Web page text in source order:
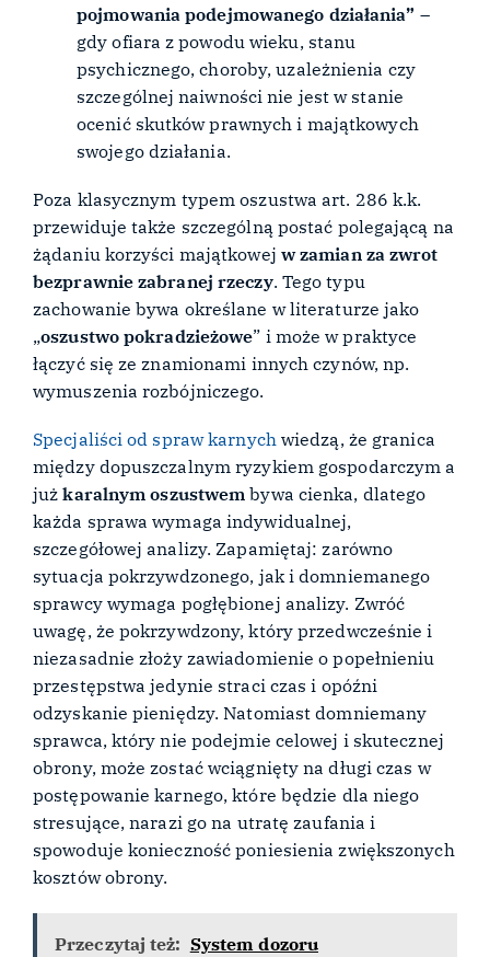
pojmowania podejmowanego działania” –
gdy ofiara z powodu wieku, stanu
psychicznego, choroby, uzależnienia czy
szczególnej naiwności nie jest w stanie
ocenić skutków prawnych i majątkowych
swojego działania.
Poza klasycznym typem oszustwa art. 286 k.k.
przewiduje także szczególną postać polegającą na
żądaniu korzyści majątkowej w zamian za zwrot
bezprawnie zabranej rzeczy. Tego typu
zachowanie bywa określane w literaturze jako
„oszustwo pokradzieżowe” i może w praktyce
łączyć się ze znamionami innych czynów, np.
wymuszenia rozbójniczego.
Specjaliści od spraw karnychwiedzą, że granica
między dopuszczalnym ryzykiem gospodarczym a
jużkaralnym oszustwem bywa cienka, dlatego
każda sprawa wymaga indywidualnej,
szczegółowej analizy. Zapamiętaj: zarówno
sytuacja pokrzywdzonego, jak i domniemanego
sprawcy wymaga pogłębionej analizy. Zwróć
uwagę, że pokrzywdzony, który przedwcześnie i
niezasadnie złoży zawiadomienie o popełnieniu
przestępstwa jedynie straci czas i opóźni
odzyskanie pieniędzy. Natomiast domniemany
sprawca, który nie podejmie celowej i skutecznej
obrony, może zostać wciągnięty na długi czas w
postępowanie karnego, które będzie dla niego
stresujące, narazi go na utratę zaufania i
spowoduje konieczność poniesienia zwiększonych
kosztów obrony.
Przeczytaj też: System dozoru